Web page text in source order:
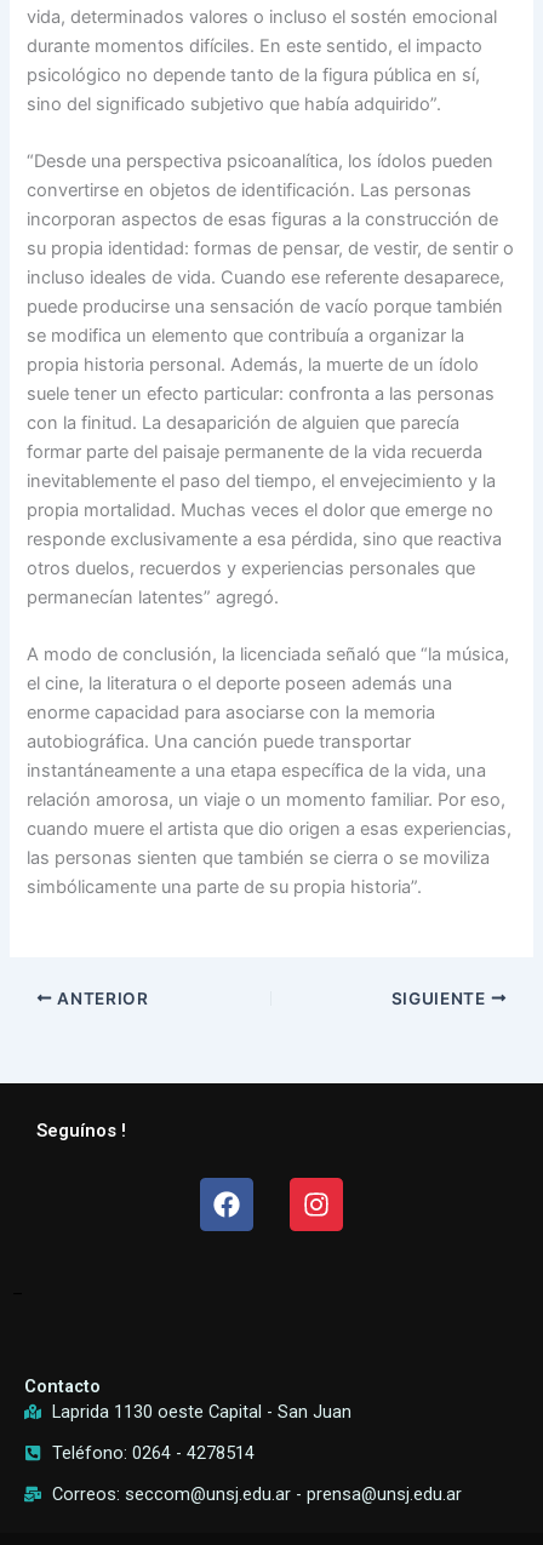
vida, determinados valores o incluso el sostén emocional
durante momentos difíciles. En este sentido, el impacto
psicológico no depende tanto de la figura pública en sí,
sino del significado subjetivo que había adquirido”.
“Desde una perspectiva psicoanalítica, los ídolos pueden
convertirse en objetos de identificación. Las personas
incorporan aspectos de esas figuras a la construcción de
su propia identidad: formas de pensar, de vestir, de sentir o
incluso ideales de vida. Cuando ese referente desaparece,
puede producirse una sensación de vacío porque también
se modifica un elemento que contribuía a organizar la
propia historia personal. Además, la muerte de un ídolo
suele tener un efecto particular: confronta a las personas
con la finitud. La desaparición de alguien que parecía
formar parte del paisaje permanente de la vida recuerda
inevitablemente el paso del tiempo, el envejecimiento y la
propia mortalidad. Muchas veces el dolor que emerge no
responde exclusivamente a esa pérdida, sino que reactiva
otros duelos, recuerdos y experiencias personales que
permanecían latentes” agregó.
A modo de conclusión, la licenciada señaló que “la música,
el cine, la literatura o el deporte poseen además una
enorme capacidad para asociarse con la memoria
autobiográfica. Una canción puede transportar
instantáneamente a una etapa específica de la vida, una
relación amorosa, un viaje o un momento familiar. Por eso,
cuando muere el artista que dio origen a esas experiencias,
las personas sienten que también se cierra o se moviliza
simbólicamente una parte de su propia historia”.
ANTERIOR SIGUIENTE
Seguínos !
Contacto
Laprida 1130 oeste Capital - San Juan
Teléfono: 0264 - 4278514
Correos: seccom@unsj.edu.ar - prensa@unsj.edu.ar